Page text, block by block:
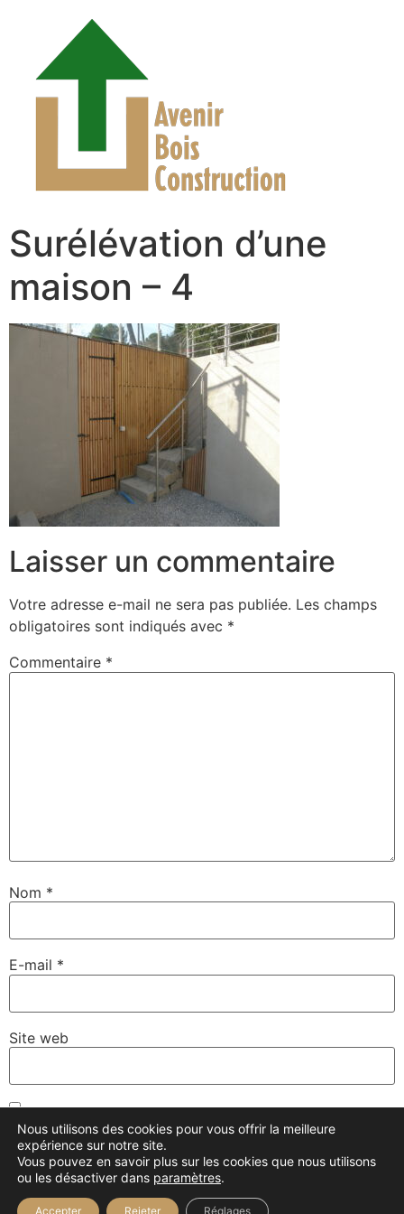
Surélévation d’une
maison – 4
Laisser un commentaire
Votre adresse e-mail ne sera pas publiée. Les champs
obligatoires sont indiqués avec *
Commentaire *
Nom *
E-mail *
Site web
Enregistrer mon nom, mon e-mail et mon site dans le
navigateur pour mon prochain commentaire.
Nous utilisons des cookies pour vous offrir la meilleure
expérience sur notre site.
Vous pouvez en savoir plus sur les cookies que nous utilisons
ou les désactiver dans paramètres.
Accepter Rejeter Réglages